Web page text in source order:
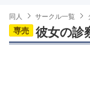
同人 サークル一覧
専売 彼女の診